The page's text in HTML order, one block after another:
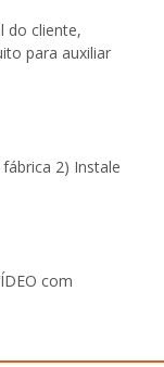
do cliente,
para auxiliar
2) Instale
com